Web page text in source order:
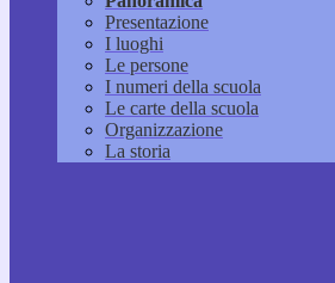
Presentazione
I luoghi
Le persone
I numeri della scuola
Le carte della scuola
Organizzazione
La storia